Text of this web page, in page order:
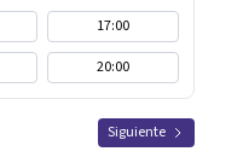
17:00
20:00
Siguiente